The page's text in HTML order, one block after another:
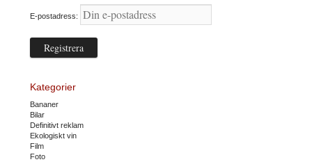
E-postadress:
Kategorier
Bananer
Bilar
Definitivt reklam
Ekologiskt vin
Film
Foto